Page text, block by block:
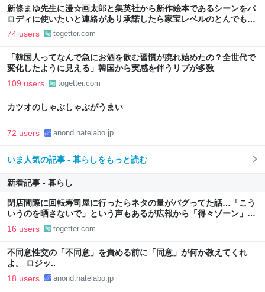
新條まゆ先生に漫☆画太郎と集英社から新作絵本であるシーンをパ
ロディに使いたいと連絡があり承諾したら家宝レベルのとんでもな
いものが届いた
74 users togetter.com
「韓国人ってなんで急にお酒を飲む習慣が廃れ始めたの？全世代で
変化したように見える」韓国から実感を伴うリプが多数
109 users togetter.com
カツオのしゃぶしゃぶがうまい
72 users anond.hatelabo.jp
いま人気の記事 - 暮らしをもっと読む
新着記事 - 暮らし
閉店間際に回転寿司屋に行ったらネタの量がバグってた話…「こう
いうのを晒さないで」という声もあるが広報から「得々ゾーン」と
いう正規サービスだとの回答も
16 users togetter.com
不同意性交の「不同意」を責める前に「同意」が何か教えてくれ
よ。 ロジッ..
18 users anond.hatelabo.jp